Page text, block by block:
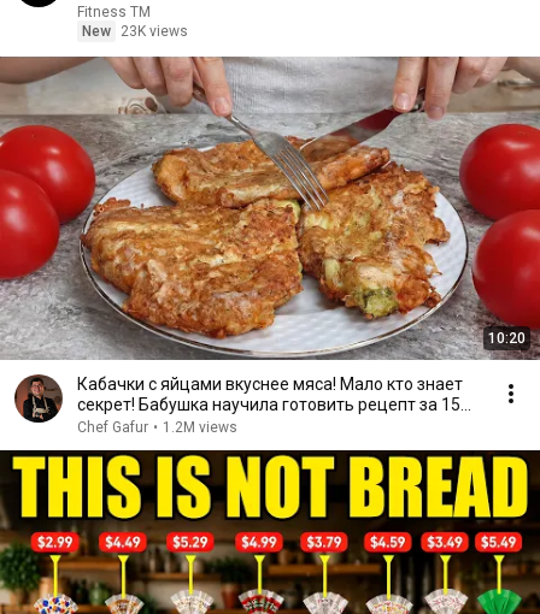
Fitness TM
New
23K views
10:20
Кабачки с яйцами вкуснее мяса! Мало кто знает
секрет! Бабушка научила готовить рецепт за 15
минут
Chef Gafur • 1.2M views